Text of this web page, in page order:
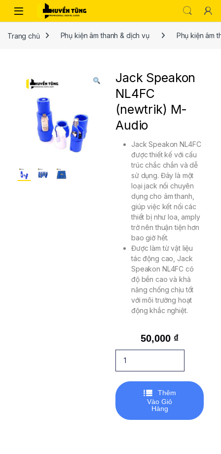
Trang chủ Phụ kiện âm thanh & dịch vụ Phụ kiện âm
Jack Speakon
NL4FC
(newtrik) M-
Audio
Jack Speakon NL4FC
được thiết kế với cấu
trúc chắc chắn và dễ
sử dụng. Đây là một
loại jack nối chuyên
dụng cho âm thanh,
giúp việc kết nối các
thiết bị như loa, amply
trở nên thuận tiện hơn
bao giờ hết.
Được làm từ vật liệu
tác động cao, Jack
Speakon NL4FC có
độ bền cao và khả
năng chống chịu tốt
với môi trường hoạt
động khắc nghiệt.
50,000 ₫
Thêm
Vào Giỏ
Hàng